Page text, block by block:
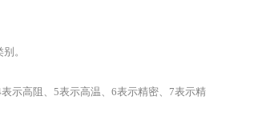
。
示高阻、5表示高温、6表示精密、7表示精